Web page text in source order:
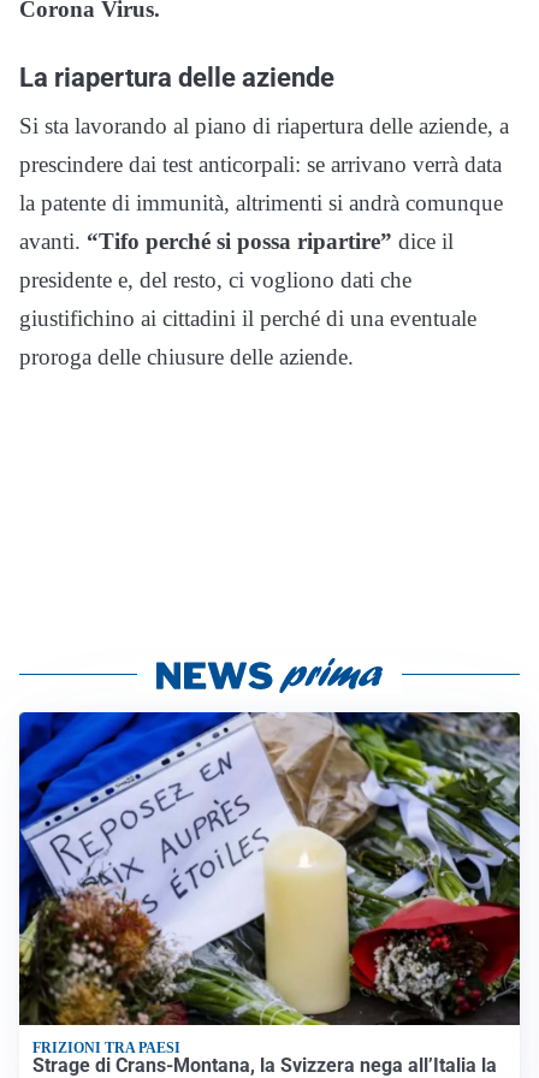
Corona Virus.
La riapertura delle aziende
Si sta lavorando al piano di riapertura delle aziende, a
prescindere dai test anticorpali: se arrivano verrà data
la patente di immunità, altrimenti si andrà comunque
avanti. “Tifo perché si possa ripartire” dice il
presidente e, del resto, ci vogliono dati che
giustifichino ai cittadini il perché di una eventuale
proroga delle chiusure delle aziende.
FRIZIONI TRA PAESI
Strage di Crans-Montana, la Svizzera nega all’Italia la